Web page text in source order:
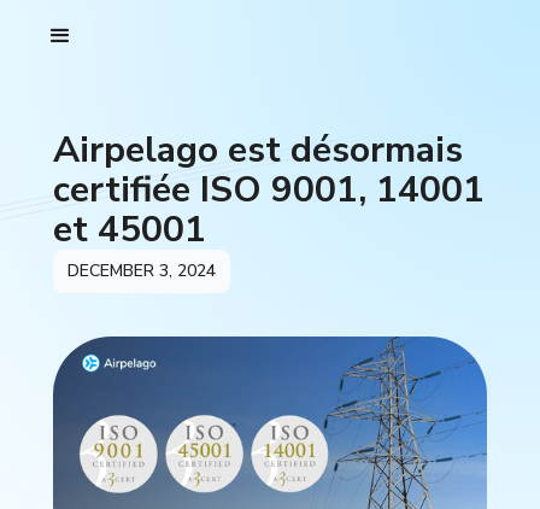
Airpelago est désormais
certifiée ISO 9001, 14001
et 45001
DECEMBER 3, 2024